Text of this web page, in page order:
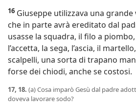
16 Giuseppe utilizzava una
che in parte avrà ereditato dal
usasse la squadra, il filo a
l’accetta, la sega, l’ascia, il
scalpelli, una sorta di trapano
forse dei chiodi, anche se costosi.
17, 18. (a) Cosa imparò Gesù dal padre
doveva lavorare sodo?